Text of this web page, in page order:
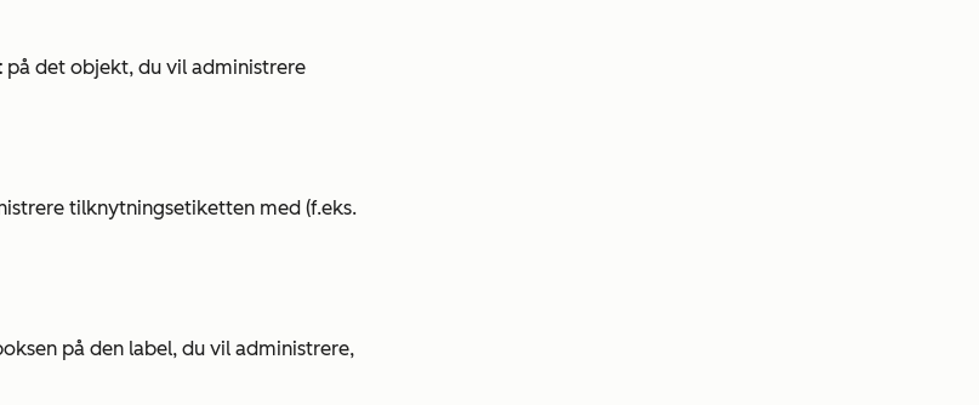
på det objekt, du vil administrere
tilknytningsetiketten med (f.eks.
på den label, du vil administrere,